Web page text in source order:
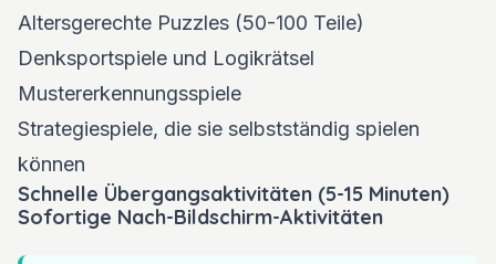
Altersgerechte Puzzles (50-100 Teile)
Denksportspiele und Logikrätsel
Mustererkennungsspiele
Strategiespiele, die sie selbstständig spielen
können
Schnelle Übergangsaktivitäten (5-15 Minuten)
Sofortige Nach-Bildschirm-Aktivitäten